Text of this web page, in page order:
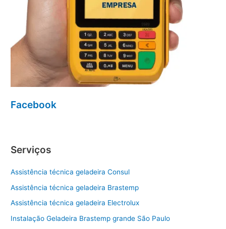
Facebook
Serviços
Assistência técnica geladeira Consul
Assistência técnica geladeira Brastemp
Assistência técnica geladeira Electrolux
Instalação Geladeira Brastemp grande São Paulo